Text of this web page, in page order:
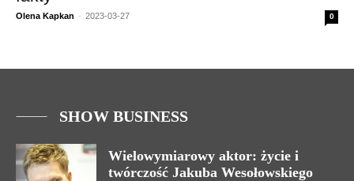
Olena Kapkan - 2023-03-27 0
SHOW BUSINESS
Wielowymiarowy aktor: życie i
twórczość Jakuba Wesołowskiego